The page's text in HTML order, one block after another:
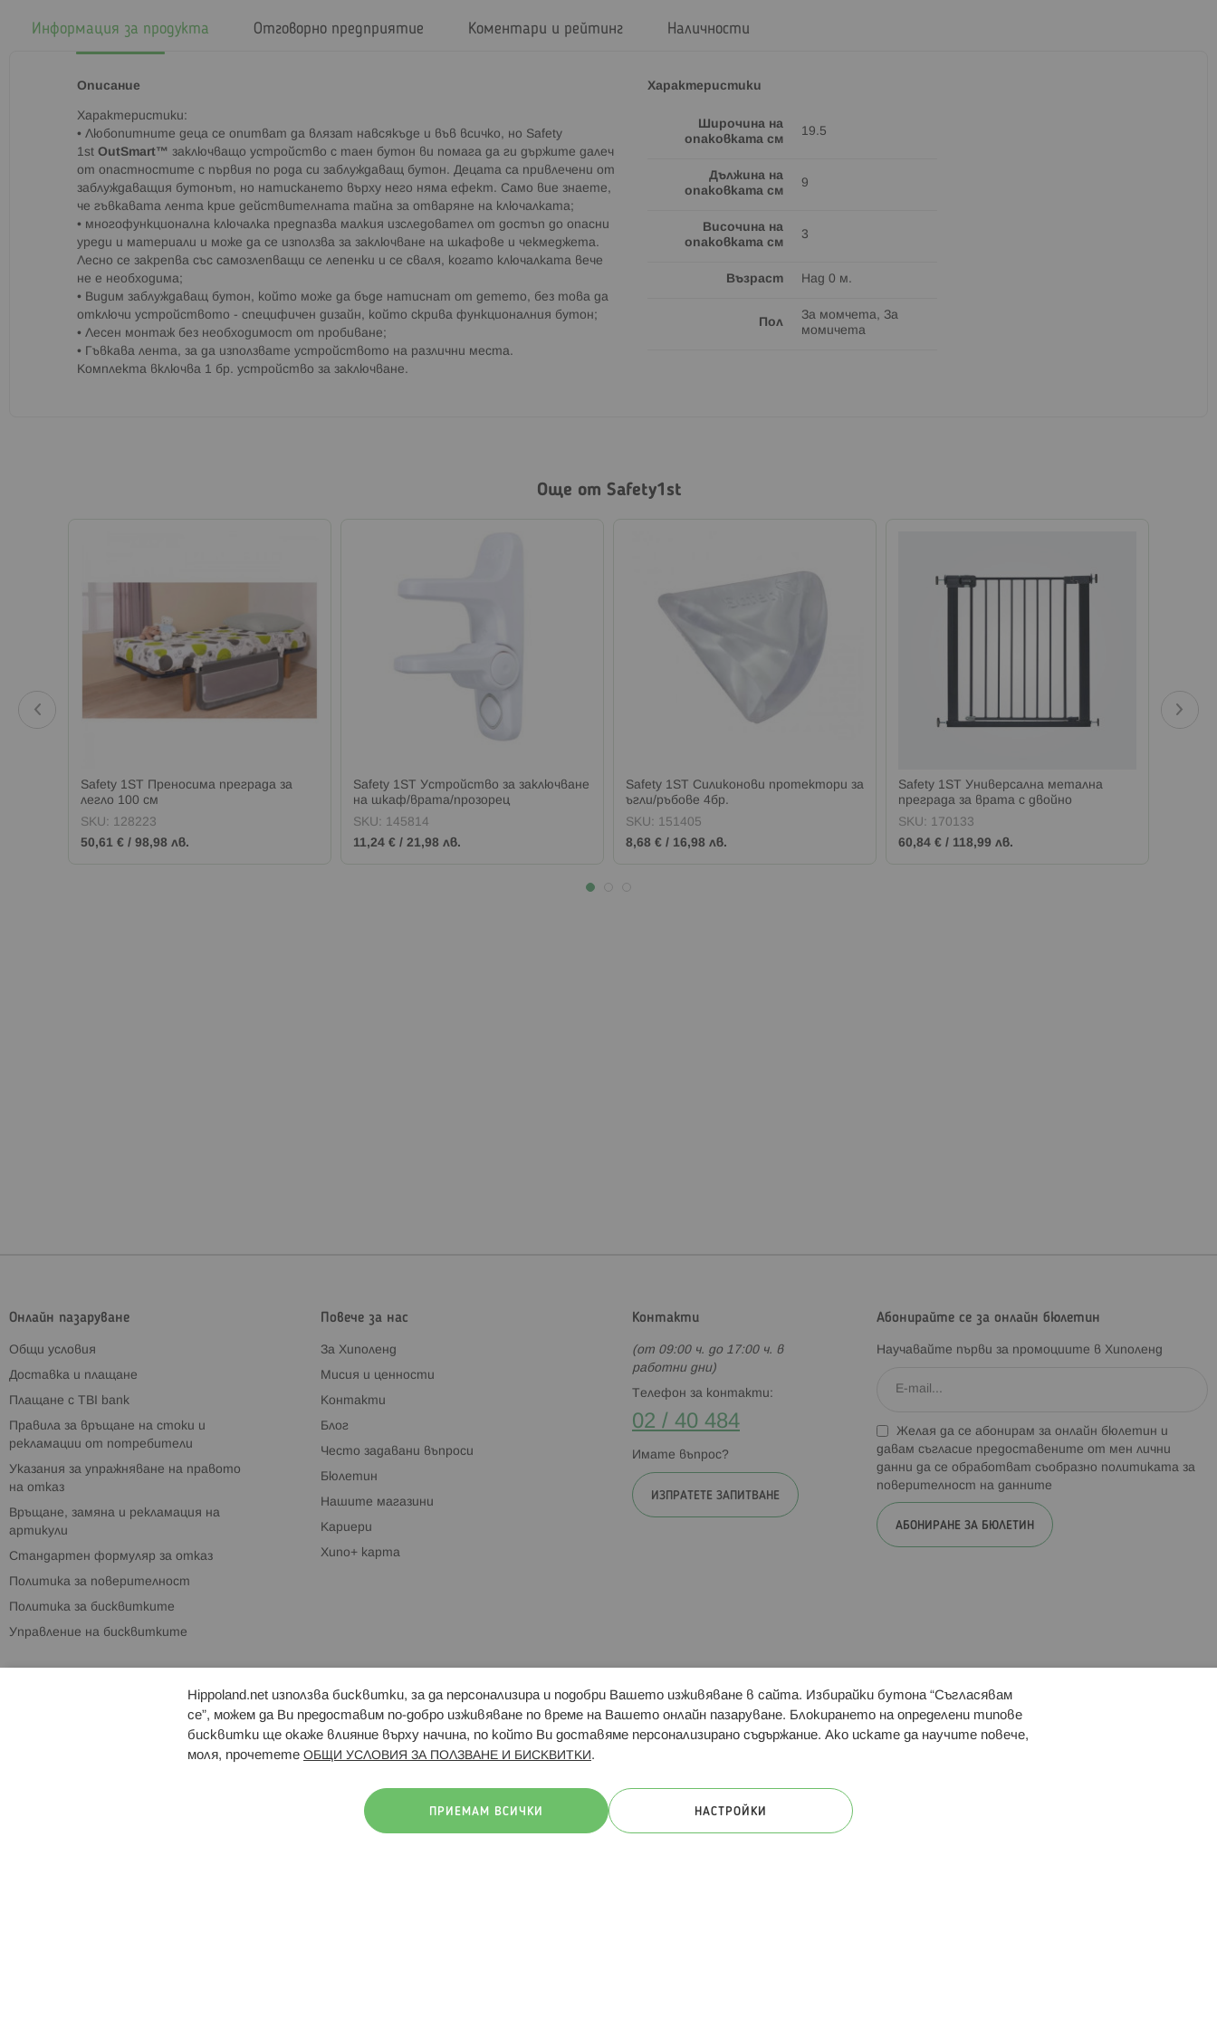
Информация за продукта
Описание
Характеристики:
• Любопитните деца се опитват да влязат навсякъде и във всичко, но Safety
1st OutSmart™ заключващо устройство с таен бутон ви помага да ги държите далеч
от опастностите с първия по рода си заблуждаващ бутон. Децата са привлечени от
заблуждаващия бутонът, но натискането върху него няма ефект. Само вие знаете,
че гъвкавата лента крие действителната тайна за отваряне на ключалката;
• многофункционална ключалка предпазва малкия изследовател от достъп до опасни
уреди и материали и може да се използва за заключване на шкафове и чекмеджета.
Лесно се закрепва със самозлепващи се лепенки и се сваля, когато ключалката вече
не е необходима;
• Видим заблуждаващ бутон, който може да бъде натиснат от детето, без това да
отключи устройството - специфичен дизайн, който скрива функционалния бутон;
• Лесен монтаж без необходимост от пробиване;
• Гъвкава лента, за да използвате устройството на различни места.
Комплекта включва 1 бр. устройство за заключване.
Характеристики
Широчина на
опаковката см
19.5
Дължина на
опаковката см
9
Височина на
опаковката см
3
Възраст Над 0 м.
Пол
За момчета, За
момичета
Отговорно предприятие Коментари и рейтинг Наличности
Още от Safety1st
Safety 1ST Преносима преграда за
легло 100 см
SKU: 128223
50,61 € / 98,98 лв.
Safety 1ST Устройство за заключване
на шкаф/врата/прозорец
SKU: 145814
11,24 € / 21,98 лв.
Safety 1ST Силиконови протектори за
ъгли/ръбове 4бр.
SKU: 151405
8,68 € / 16,98 лв.
Safety 1ST Универсална метална
преграда за врата с двойно
заключване 73 см. ЧЕРЕН
SKU: 170133
60,84 € / 118,99 лв.
Онлайн пазаруване
Общи условия
Доставка и плащане
Плащане с TBI bank
Правила за връщане на стоки и
рекламации от потребители
Указания за упражняване на правото
на отказ
Връщане, замяна и рекламация на
артикули
Стандартен формуляр за отказ
Политика за поверителност
Политика за бисквитките
Управление на бисквитките
Повече за нас
За Хиполенд
Мисия и ценности
Контакти
Блог
Често задавани въпроси
Бюлетин
Нашите магазини
Кариери
Хипо+ карта
Контакти
(от 09:00 ч. до 17:00 ч. в
работни дни)
Телефон за контакти:
02 / 40 484
Имате въпрос?
ИЗПРАТЕТЕ ЗАПИТВАНЕ
Абонирайте се за онлайн бюлетин
Научавайте първи за промоциите в Хиполенд
Желая да се абонирам за онлайн бюлетин и
давам съгласие предоставените от мен лични
данни да се обработват съобразно политиката за
поверителност на данните
АБОНИРАНЕ ЗА БЮЛЕТИН
Брошури Магазини Свързани сайтове: Hippoland.ro Последвайте ни:
Hippoland.net използва бисквитки, за да персонализира и подобри Вашето изживяване в сайта. Избирайки бутона “Съгласявам
се”, можем да Ви предоставим по-добро изживяване по време на Вашето онлайн пазаруване. Блокирането на определени типове
бисквитки ще окаже влияние върху начина, по който Ви доставяме персонализирано съдържание. Ако искате да научите повече,
моля, прочетете ОБЩИ УСЛОВИЯ ЗА ПОЛЗВАНЕ И БИСКВИТКИ .
ПРИЕМАМ ВСИЧКИ НАСТРОЙКИ